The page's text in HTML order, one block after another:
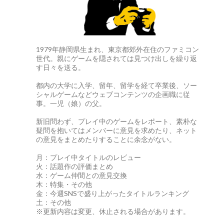
1979年静岡県生まれ、東京都郊外在住のファミコン
世代。親にゲームを隠されては見つけ出しを繰り返
す日々を送る。
都内の大学に入学、留年、留学を経て卒業後、ソー
シャルゲームなどウェブコンテンツの企画職に従
事。一児（娘）の父。
新旧問わず、プレイ中のゲームをレポート、素朴な
疑問を抱いてはメンバーに意見を求めたり、ネット
の意見をまとめたりすることに余念がない。
月：プレイ中タイトルのレビュー
火：話題作の評価まとめ
水：ゲーム仲間との意見交換
木：特集・その他
金：今週SNSで盛り上がったタイトルランキング
土：その他
※更新内容は変更、休止される場合があります。